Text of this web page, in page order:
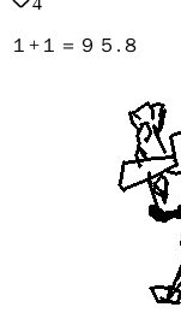
１+１＝９５.８